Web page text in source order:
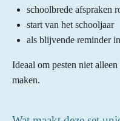
schoolbrede afspraken
start van het schooljaar
als blijvende reminder
Ideaal om pesten niet
maken.